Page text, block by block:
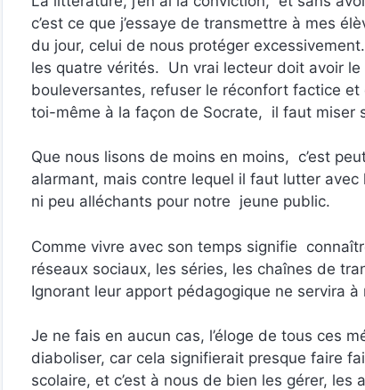
c’est ce que j’essaye de transmettre à mes
du jour, celui de nous protéger
les quatre vérités. Un vrai lecteur doit avoir
bouleversantes, refuser le réconfort factice
toi-même à la façon de Socrate, il faut
Que nous lisons de moins en moins, c’est
alarmant, mais contre lequel il faut lutter
ni peu alléchants pour notre jeune public.
Comme vivre avec son temps signifie
réseaux sociaux, les séries, les chaînes de
Ignorant leur apport pédagogique ne servira
Je ne fais en aucun cas, l’éloge de tous ces
diaboliser, car cela signifierait presque faire
scolaire, et c’est à nous de bien les gérer,